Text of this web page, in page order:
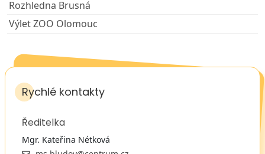
Rozhledna Brusná
Výlet ZOO Olomouc
Rychlé kontakty
Ředitelka
Mgr. Kateřina Nétková